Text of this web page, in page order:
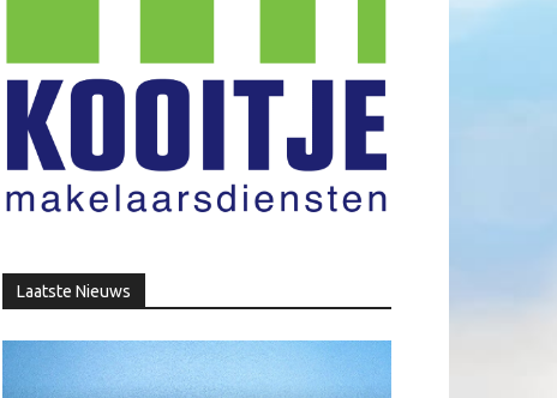
Laatste Nieuws